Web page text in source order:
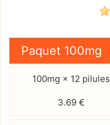
Paquet 100mg
100mg × 12 pilules
3.69 €